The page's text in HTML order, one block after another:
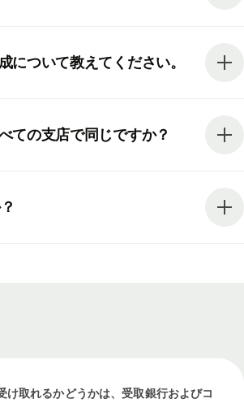
について教えてください。
ての支店で同じですか？
け取れるかどうかは、受取銀行およびコ